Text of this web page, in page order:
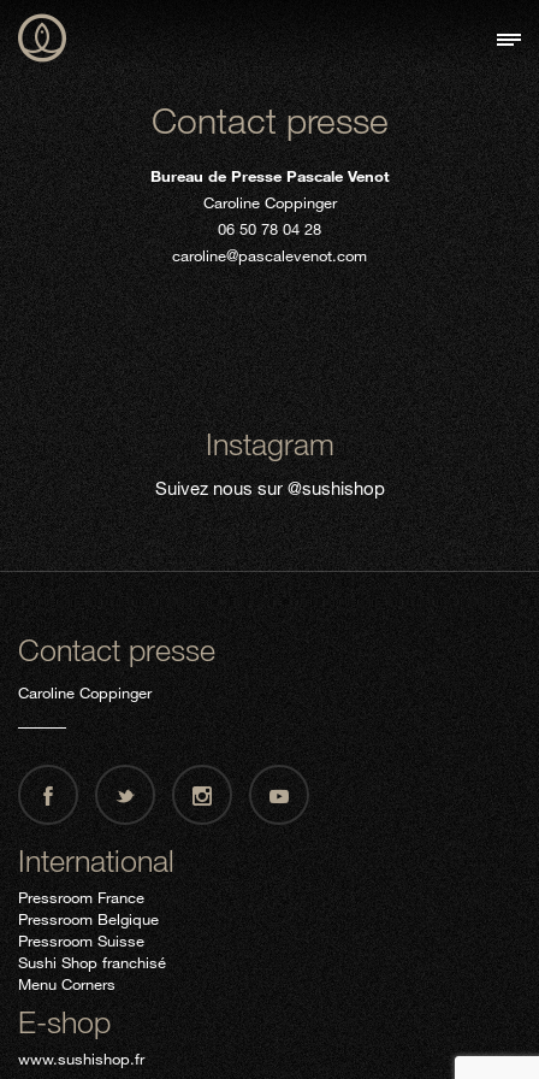
Contact presse
Bureau de Presse Pascale Venot
Caroline Coppinger
06 50 78 04 28
caroline@pascalevenot.com
Instagram
Suivez nous sur@sushishop
Contact presse
Caroline Coppinger
International
Pressroom France
Pressroom Belgique
Pressroom Suisse
Sushi Shop franchisé
Menu Corners
E-shop
www.sushishop.fr